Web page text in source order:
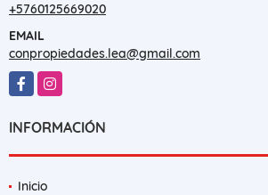
+5760125669020
EMAIL
conpropiedades.lea@gmail.com
FacebookInstagram
INFORMACIÓN
Inicio